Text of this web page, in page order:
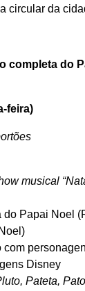
circular da
completa do
feira)
musical
Papai Noel
com
Disney
Pateta,